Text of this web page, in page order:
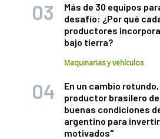
Más de 30 equipos
desafío: ¿Por qué
productores
bajo tierra?
Maquinarias y vehículos
En un cambio
productor brasilero
buenas condiciones
argentino para
motivados"